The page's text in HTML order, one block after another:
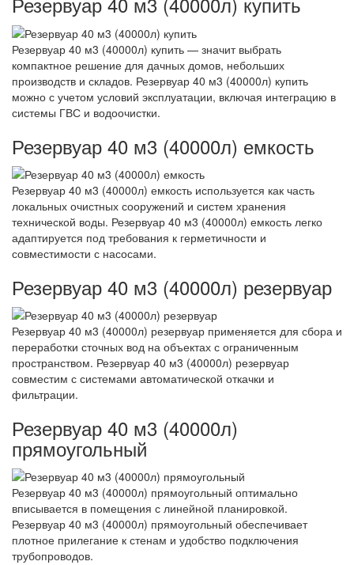
Резервуар 40 м3 (40000л) купить — значит выбрать
компактное решение для дачных домов, небольших
производств и складов. Резервуар 40 м3 (40000л) купить
можно с учетом условий эксплуатации, включая интеграцию в
системы ГВС и водоочистки.
Резервуар 40 м3 (40000л) емкость
Резервуар 40 м3 (40000л) емкость используется как часть
локальных очистных сооружений и систем хранения
технической воды. Резервуар 40 м3 (40000л) емкость легко
адаптируется под требования к герметичности и
совместимости с насосами.
Резервуар 40 м3 (40000л) резервуар
Резервуар 40 м3 (40000л) резервуар применяется для сбора и
переработки сточных вод на объектах с ограниченным
пространством. Резервуар 40 м3 (40000л) резервуар
совместим с системами автоматической откачки и
фильтрации.
Резервуар 40 м3 (40000л)
прямоугольный
Резервуар 40 м3 (40000л) прямоугольный оптимально
вписывается в помещения с линейной планировкой.
Резервуар 40 м3 (40000л) прямоугольный обеспечивает
плотное прилегание к стенам и удобство подключения
трубопроводов.